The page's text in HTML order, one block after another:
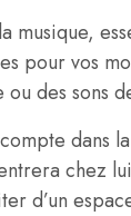
musique,
pour vos
ou des sons
dans
chez
d’un